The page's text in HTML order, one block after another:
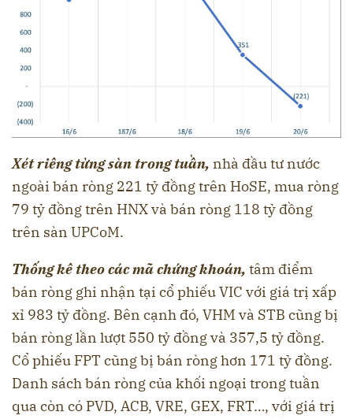
Xét riêng từng sàn trong tuần, nhà đầu tư nước
ngoài bán ròng 221 tỷ đồng trên HoSE, mua ròng
79 tỷ đồng trên HNX và bán ròng 118 tỷ đồng
trên sàn UPCoM.
Thống kê theo các mã chứng khoán, tâm điểm
bán ròng ghi nhận tại cổ phiếu VIC với giá trị xấp
xỉ 983 tỷ đồng. Bên cạnh đó, VHM và STB cũng bị
bán ròng lần lượt 550 tỷ đồng và 357,5 tỷ đồng.
Cổ phiếu FPT cũng bị bán ròng hơn 171 tỷ đồng.
Danh sách bán ròng của khối ngoại trong tuần
qua còn có PVD, ACB, VRE, GEX, FRT…, với giá trị